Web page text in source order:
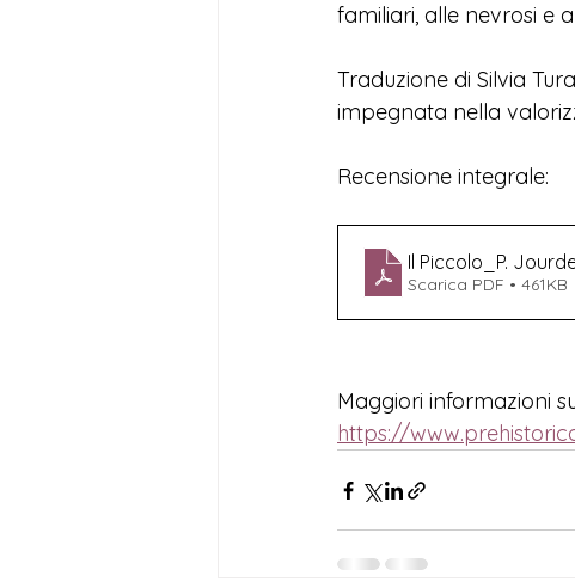
familiari, alle nevrosi e
Traduzione di Silvia
impegnata nella
Recensione integrale:
Il Piccolo_P.
Scarica PDF • 461KB
Maggiori informazioni
https://